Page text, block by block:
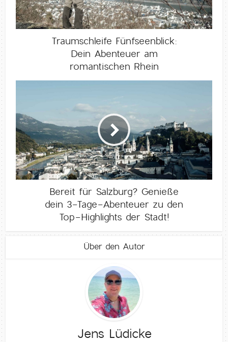
Traumschleife Fünfseenblick:
Dein Abenteuer am
romantischen Rhein
Bereit für Salzburg? Genieße
dein 3-Tage-Abenteuer zu den
Top-Highlights der Stadt!
Über den Autor
Jens Lüdicke